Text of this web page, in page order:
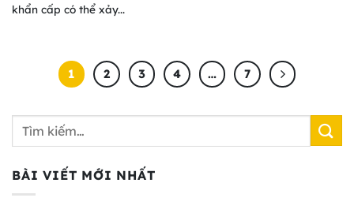
khẩn cấp có thể xảy...
1 2 3 4 … 7
BÀI VIẾT MỚI NHẤT